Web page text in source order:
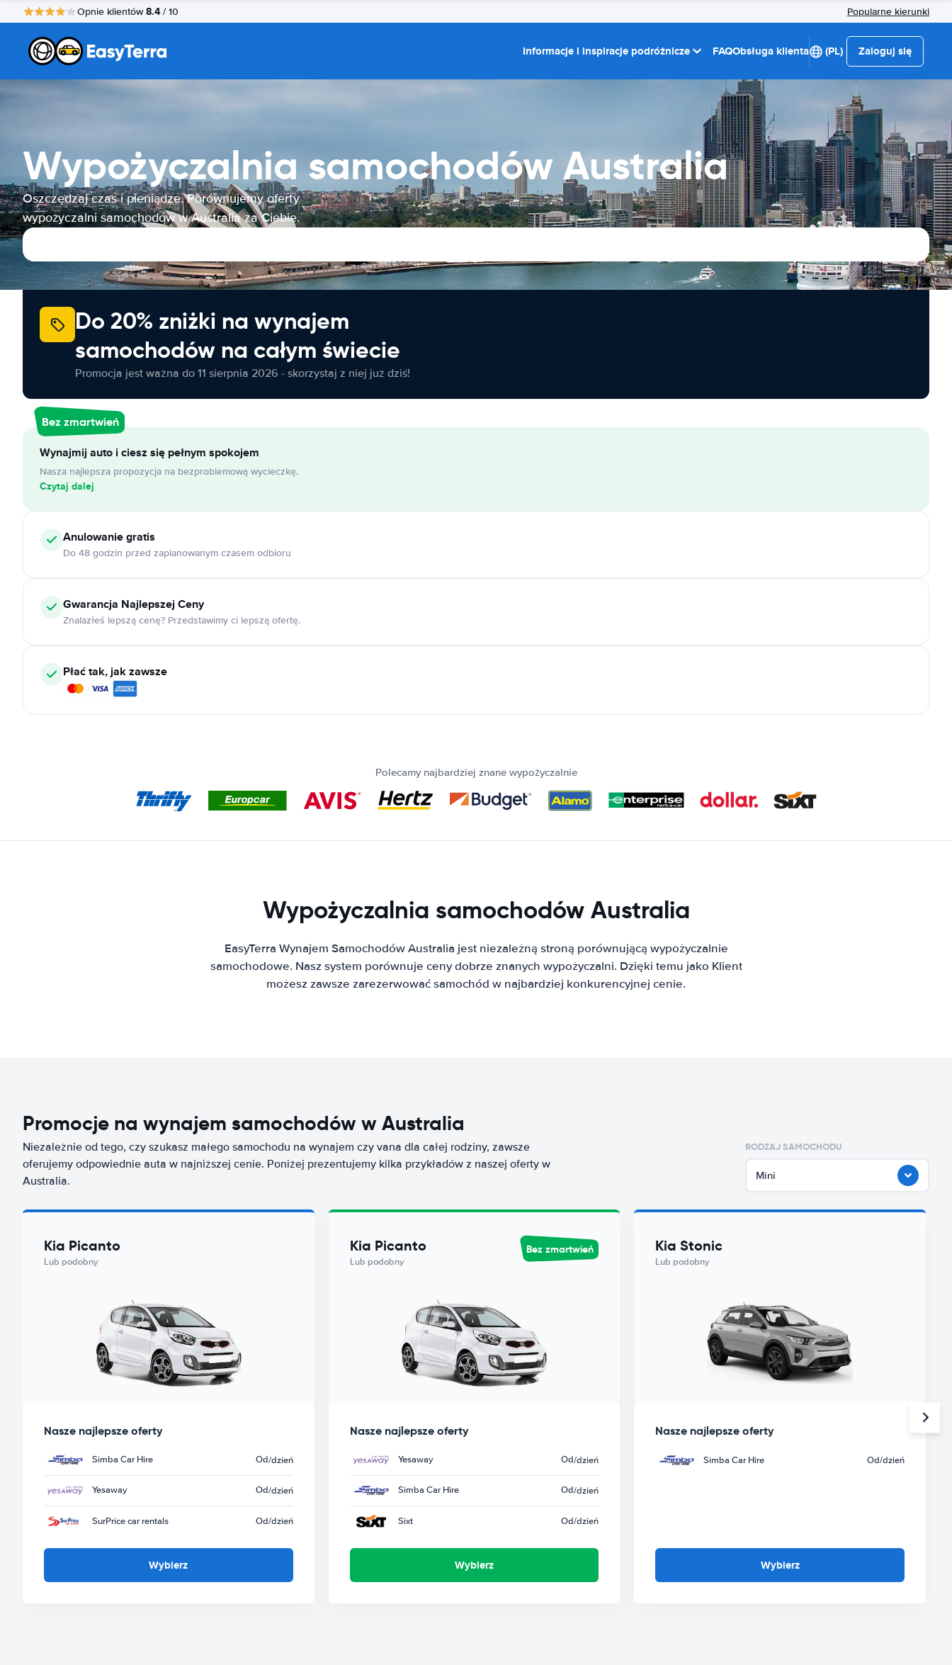
Opnie klientów8.4 / 10 Popularne kierunki
Informacje i inspiracje podróżnicze FAQObsługa klienta (PL) Zaloguj się
Wypożyczalnia samochodów Australia
Oszczędzaj czas i pieniądze. Porównujemy oferty
wypożyczalni samochodów w Australia za Ciebie.
Do 20% zniżki na wynajem
samochodów na całym świecie
Promocja jest ważna do 11 sierpnia 2026 - skorzystaj z niej już dziś!
Bez zmartwień
Wynajmij auto i ciesz się pełnym spokojem
Nasza najlepsza propozycja na bezproblemową wycieczkę.
Czytaj dalej
Anulowaniegratis
Do 48 godzin przed zaplanowanym czasem odbioru
Gwarancja Najlepszej Ceny
Znalazłeś lepszą cenę? Przedstawimy ci lepszą ofertę.
Płać tak, jak zawsze
Polecamy najbardziej znane wypożyczalnie
Wypożyczalnia samochodów Australia
EasyTerra Wynajem Samochodów Australia jest niezależną stroną porównującą wypożyczalnie
samochodowe. Nasz system porównuje ceny dobrze znanych wypożyczalni. Dzięki temu jako Klient
możesz zawsze zarezerwować samochód w najbardziej konkurencyjnej cenie.
Promocje na wynajem samochodów w Australia
Niezależnie od tego, czy szukasz małego samochodu na wynajem czy vana dla całej rodziny, zawsze
oferujemy odpowiednie auta w najniższej cenie. Poniżej prezentujemy kilka przykładów z naszej oferty w
Australia.
RODZAJ SAMOCHODU
Mini
Kia Picanto
Lub podobny
Nasze najlepsze oferty
Simba Car Hire Od/dzień
Yesaway Od/dzień
SurPrice car rentals Od/dzień
Wybierz
Kia Picanto
Lub podobny
Bez zmartwień
Nasze najlepsze oferty
Yesaway Od/dzień
Simba Car Hire Od/dzień
Sixt Od/dzień
Wybierz
Kia Stonic
Lub podobny
Nasze najlepsze oferty
Simba Car Hire Od/dzień
Wybierz